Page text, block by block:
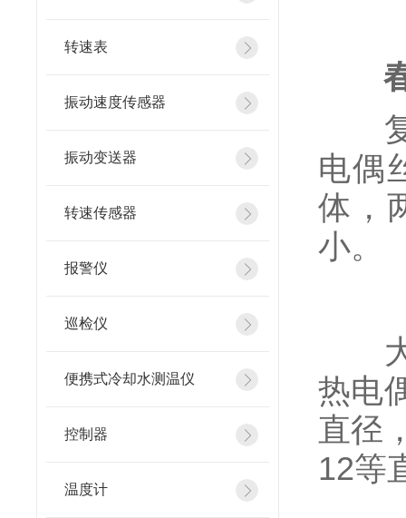
转速表
振动速度传感器
振动变送器
转速传感器
报警仪
巡检仪
便携式冷却水测温仪
控制器
温度计
复
电偶
体，
小。
大
热电
直径
12等